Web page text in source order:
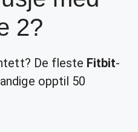
2?
De fleste Fitbit-
opptil 50